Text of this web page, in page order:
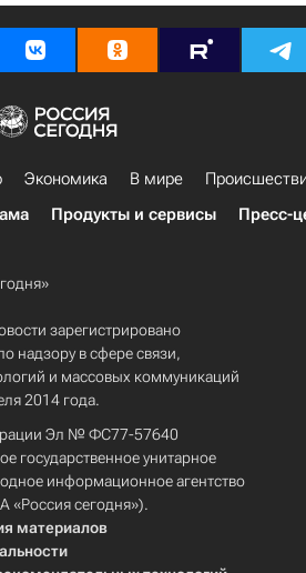
Экономика В мире
Продукты и сервисы Пресс-
зарегистрировано
надзору в сфере связи,
и массовых коммуникаций
2014 года.
Эл № ФС77-57640
государственное унитарное
информационное агентство
«Россия сегодня»).
материалов